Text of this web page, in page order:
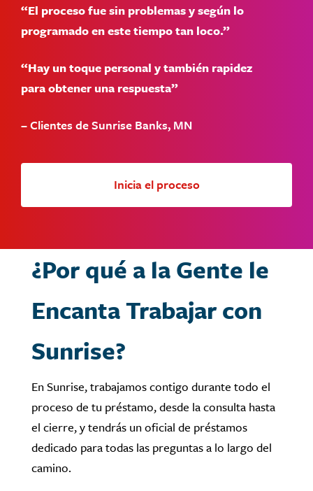
“El proceso fue sin problemas y según lo
programado en este tiempo tan loco.”
“Hay un toque personal y también rapidez
para obtener una respuesta”
– Clientes de Sunrise Banks, MN
Inicia el proceso
¿Por qué a la Gente le
Encanta Trabajar con
Sunrise?
En Sunrise, trabajamos contigo durante todo el
proceso de tu préstamo, desde la consulta hasta
el cierre, y tendrás un oficial de préstamos
dedicado para todas las preguntas a lo largo del
camino.